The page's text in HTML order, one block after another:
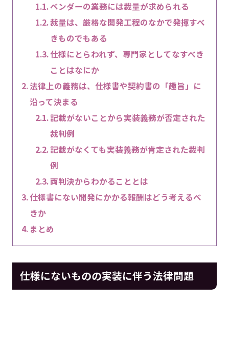
ベンダーの業務には裁量が求められる
裁量は、厳格な開発工程のなかで発揮すべ
きものでもある
仕様にとらわれず、専門家としてなすべき
ことはなにか
法律上の義務は、仕様書や契約書の「趣旨」に
沿って決まる
記載がないことから実装義務が否定された
裁判例
記載がなくても実装義務が肯定された裁判
例
両判決からわかることとは
仕様書にない開発にかかる報酬はどう考えるべ
きか
まとめ
仕様にないものの実装に伴う法律問題